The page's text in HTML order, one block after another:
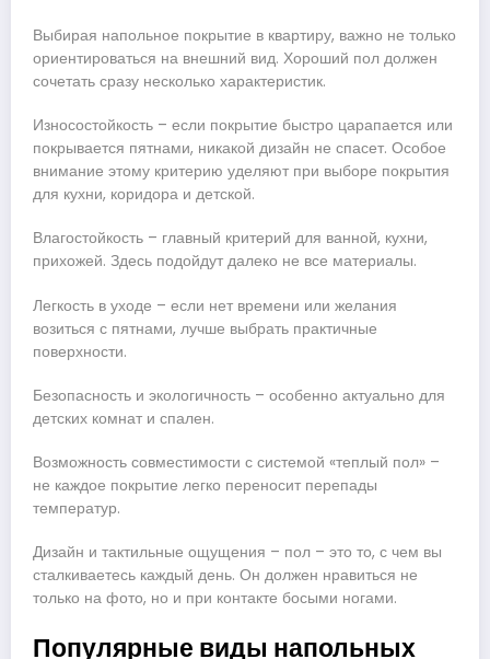
Выбирая напольное покрытие в квартиру, важно не только
ориентироваться на внешний вид. Хороший пол должен
сочетать сразу несколько характеристик.
Износостойкость – если покрытие быстро царапается или
покрывается пятнами, никакой дизайн не спасет. Особое
внимание этому критерию уделяют при выборе покрытия
для кухни, коридора и детской.
Влагостойкость – главный критерий для ванной, кухни,
прихожей. Здесь подойдут далеко не все материалы.
Легкость в уходе – если нет времени или желания
возиться с пятнами, лучше выбрать практичные
поверхности.
Безопасность и экологичность – особенно актуально для
детских комнат и спален.
Возможность совместимости с системой «теплый пол» –
не каждое покрытие легко переносит перепады
температур.
Дизайн и тактильные ощущения – пол – это то, с чем вы
сталкиваетесь каждый день. Он должен нравиться не
только на фото, но и при контакте босыми ногами.
Популярные виды напольных